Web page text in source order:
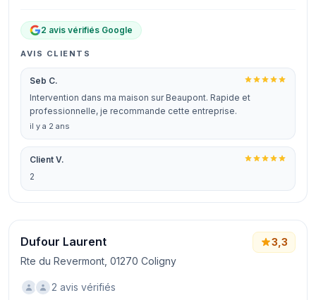
2 avis vérifiés Google
AVIS CLIENTS
Seb C.
Intervention dans ma maison sur Beaupont. Rapide et
professionnelle, je recommande cette entreprise.
il y a 2 ans
Client V.
2
Dufour Laurent
Rte du Revermont, 01270 Coligny
3,3
2 avis vérifiés